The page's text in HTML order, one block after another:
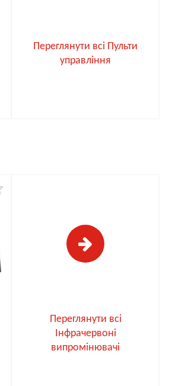
Переглянути всі Пульти
управління
Переглянути всі
Інфрачервоні
випромінювачі